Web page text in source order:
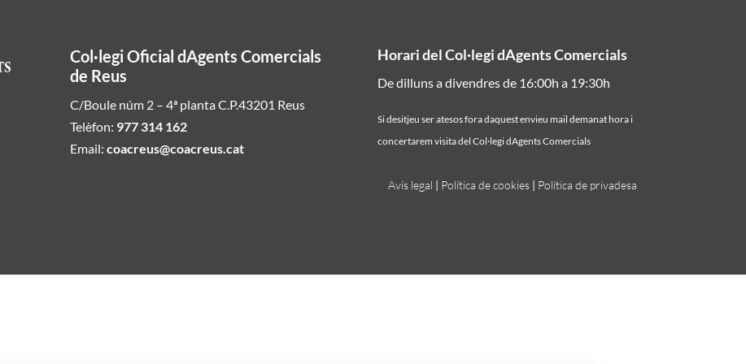
Col·legi Oficial dAgents Comercials
de Reus
C/Boule núm 2 – 4ª planta C.P.43201 Reus
Telèfon: 977 314 162
Email: coacreus@coacreus.cat
Horari del Col·legi dAgents Comercials
De dilluns a divendres de 16:00h a 19:30h
Si desitjeu ser atesos fora daquest envieu mail demanat hora i
concertarem visita del Col·legi dAgents Comercials
Avís legal | Política de cookies| Política de privadesa